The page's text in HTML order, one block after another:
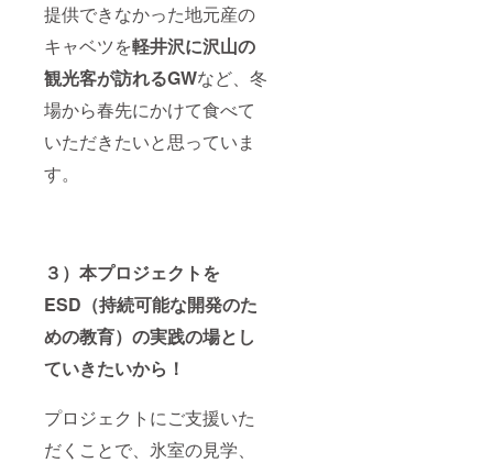
提供できなかった地元産の
キャベツを軽井沢に沢山の
観光客が訪れるGWなど、冬
場から春先にかけて食べて
いただきたいと思っていま
す。
３）本プロジェクトを
ESD（持続可能な開発のた
めの教育）の実践の場とし
ていきたいから！
プロジェクトにご支援いた
だくことで、氷室の見学、